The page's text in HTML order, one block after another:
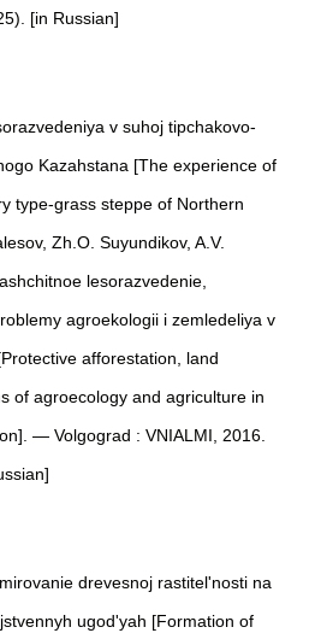
[in Russian]
v suhoj tipchakovo-
Kazahstana [The experience of
type-grass steppe of Northern
Zh.O. Suyundikov, A.V.
lesorazvedenie,
agroekologii i zemledeliya v
afforestation, land
of agroecology and agriculture in
— Volgograd : VNIALMI, 2016.
drevesnoj rastitel'nosti na
ugod'yah [Formation of